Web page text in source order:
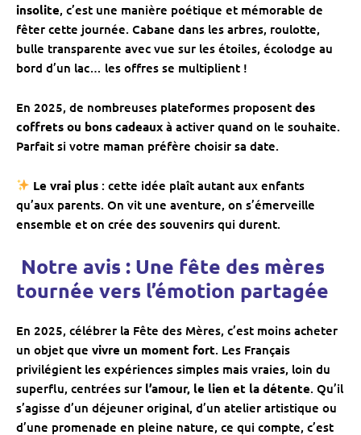
insolite, c’est une manière poétique et mémorable de
fêter cette journée. Cabane dans les arbres, roulotte,
bulle transparente avec vue sur les étoiles, écolodge au
bord d’un lac… les offres se multiplient !
En 2025, de nombreuses plateformes proposent des
coffrets ou bons cadeaux à activer quand on le souhaite.
Parfait si votre maman préfère choisir sa date.
Le vrai plus : cette idée plaît autant aux enfants
qu’aux parents. On vit une aventure, on s’émerveille
ensemble et on crée des souvenirs qui durent.
️ Notre avis : Une fête des mères
tournée vers l’émotion partagée
En 2025, célébrer la Fête des Mères, c’est moins acheter
un objet que vivre un moment fort. Les Français
privilégient les expériences simples mais vraies, loin du
superflu, centrées sur l’amour, le lien et la détente. Qu’il
s’agisse d’un déjeuner original, d’un atelier artistique ou
d’une promenade en pleine nature, ce qui compte, c’est